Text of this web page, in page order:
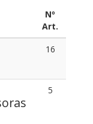
Nº
Art.
16
5